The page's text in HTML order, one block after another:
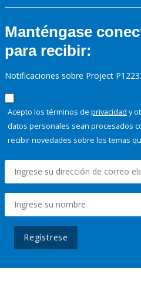
Manténgase
para recibir:
Notificaciones sobre Project
Acepto los términos de privacidad y
datos personales sean procesados
recibir novedades sobre los temas
Regístrese